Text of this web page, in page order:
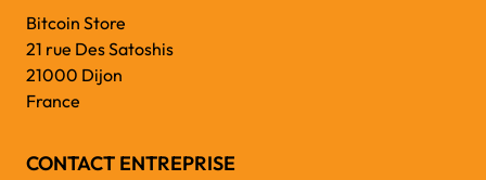
Bitcoin Store
21 rue Des Satoshis
21000 Dijon
France
CONTACT ENTREPRISE